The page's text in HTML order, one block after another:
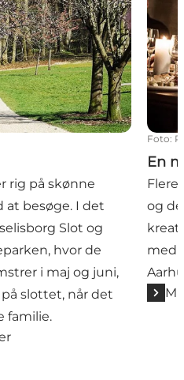
rig på skønne
at besøge. I det
Slot og
hvor de
i maj og juni,
slottet, når det
familie.
Foto:
En
Flere
og
med